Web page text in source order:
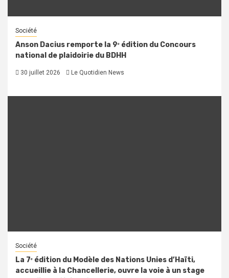
Société
Anson Dacius remporte la 9ᵉ édition du Concours
national de plaidoirie du BDHH
30 juillet 2026 Le Quotidien News
Société
La 7ᵉ édition du Modèle des Nations Unies d’Haïti,
accueillie à la Chancellerie, ouvre la voie à un stage